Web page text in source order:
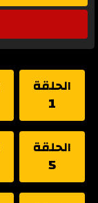
الحلقة
1
الحلقة
5